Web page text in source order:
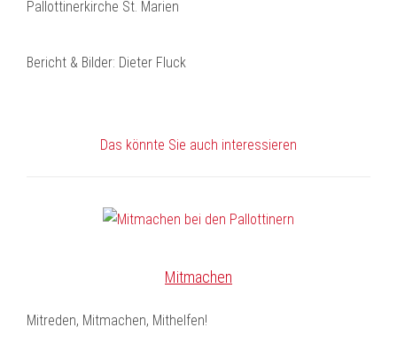
Bericht & Bilder: Dieter Fluck
Das könnte Sie auch interessieren
Mitmachen
Mitreden, Mitmachen, Mithelfen!